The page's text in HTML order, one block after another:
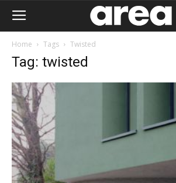
Home Tags Twisted
Tag: twisted